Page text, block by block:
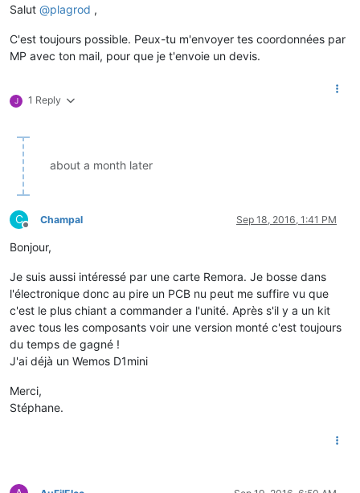
Salut @plagrod ,
C'est toujours possible. Peux-tu m'envoyer tes coordonnées par
MP avec ton mail, pour que je t'envoie un devis.
J 1 Reply
about a month later
C
Offline
Champal Sep 18, 2016, 1:41 PM
Bonjour,
Je suis aussi intéressé par une carte Remora. Je bosse dans
l'électronique donc au pire un PCB nu peut me suffire vu que
c'est le plus chiant a commander a l'unité. Après s'il y a un kit
avec tous les composants voir une version monté c'est toujours
du temps de gagné !
J'ai déjà un Wemos D1mini
Merci,
Stéphane.